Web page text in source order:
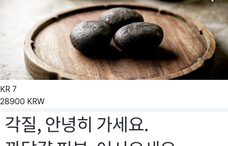
KR 7
28900 KRW